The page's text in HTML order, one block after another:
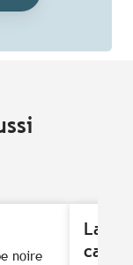
noire
La